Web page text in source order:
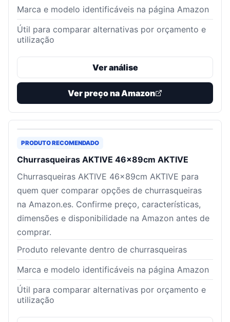
Marca e modelo identificáveis na página Amazon
Útil para comparar alternativas por orçamento e
utilização
Ver análise
Ver preço na Amazon
PRODUTO RECOMENDADO
Churrasqueiras AKTIVE 46x89cm AKTIVE
Churrasqueiras AKTIVE 46x89cm AKTIVE para
quem quer comparar opções de churrasqueiras
na Amazon.es. Confirme preço, características,
dimensões e disponibilidade na Amazon antes de
comprar.
Produto relevante dentro de churrasqueiras
Marca e modelo identificáveis na página Amazon
Útil para comparar alternativas por orçamento e
utilização